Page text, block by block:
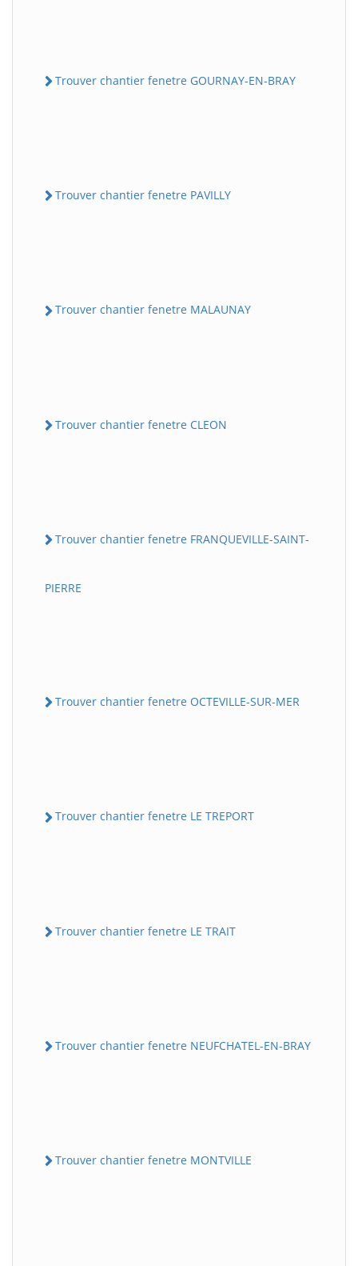
Trouver chantier fenetre GOURNAY-EN-BRAY
Trouver chantier fenetre PAVILLY
Trouver chantier fenetre MALAUNAY
Trouver chantier fenetre CLEON
Trouver chantier fenetre FRANQUEVILLE-SAINT-
PIERRE
Trouver chantier fenetre OCTEVILLE-SUR-MER
Trouver chantier fenetre LE TREPORT
Trouver chantier fenetre LE TRAIT
Trouver chantier fenetre NEUFCHATEL-EN-BRAY
Trouver chantier fenetre MONTVILLE